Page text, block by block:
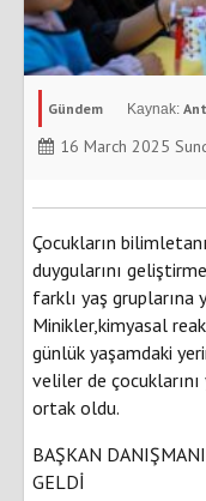
Gündem
16 March 2025
Çocukların
duygularını
farklı yaş gruplarına
Minikler,kimyasal
günlük yaşamdaki
veliler de çocuklarını
ortak oldu.
BAŞKAN
GELDİ